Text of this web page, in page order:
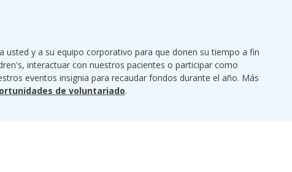
usted y a su equipo corporativo para que donen su tiempo a fin
interactuar con nuestros pacientes o participar como
eventos insignia para recaudar fondos durante el año. Más
de voluntariado.